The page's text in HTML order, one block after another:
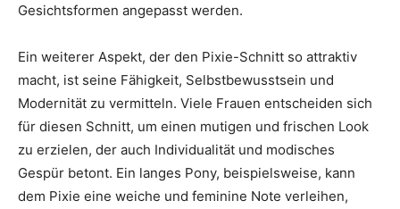
Gesichtsformen angepasst werden.
Ein weiterer Aspekt, der den Pixie-Schnitt so attraktiv
macht, ist seine Fähigkeit, Selbstbewusstsein und
Modernität zu vermitteln. Viele Frauen entscheiden sich
für diesen Schnitt, um einen mutigen und frischen Look
zu erzielen, der auch Individualität und modisches
Gespür betont. Ein langes Pony, beispielsweise, kann
dem Pixie eine weiche und feminine Note verleihen,